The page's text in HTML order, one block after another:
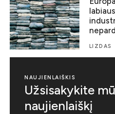
LIZDAS
NAUJIENLAIŠKIS
Užsisakykite
naujienlaiškį